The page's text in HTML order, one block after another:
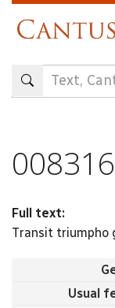
content
Full text:
Transit triumpho
Usual